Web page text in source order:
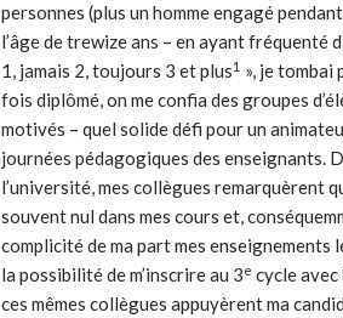
personnes (plus un homme engagé
l’âge de trewize ans – en ayant
1, jamais 2, toujours 3 et plus1 », je tombai
fois diplômé, on me confia des groupes
motivés – quel solide défi pour un
journées pédagogiques des enseignants.
l’université, mes collègues remarquèrent
souvent nul dans mes cours et,
complicité de ma part mes enseignements
la possibilité de m’inscrire au 3e cycle avec
ces mêmes collègues appuyèrent ma